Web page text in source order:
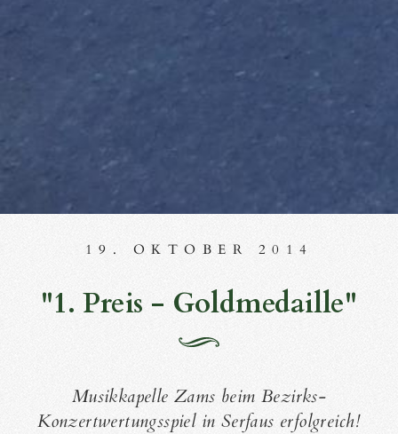
19. OKTOBER 2014
"1. Preis - Goldmedaille"
Musikkapelle Zams beim Bezirks-
Konzertwertungsspiel in Serfaus erfolgreich!